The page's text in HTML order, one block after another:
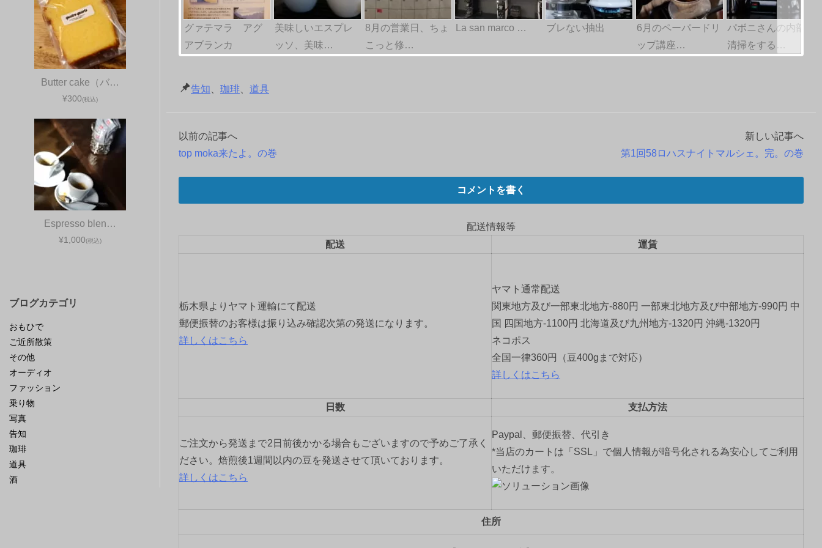
グァテマラ アグ
アブランカ
美味しいエスプレ
ッソ、美味…
8月の営業日、ちょ
こっと修…
La san marco … ブレない抽出
6月のペーパードリ
ップ講座…
パボニさんの内部
清掃をする…
告知 珈琲 道具
投
シ
ョ
ン
以前の記事へ
top moka来たよ。の巻
新しい記事へ
第1回58ロハスナイトマルシェ。完。の巻
コメントを書く
配送情報等
配送
運賃
栃木県よりヤマト運輸にて配送
郵便振替のお客様は振り込み確認次第の発送になります。
詳しくはこちら
ヤマト通常配送
関東地方及び一部東北地方-880円 一部東北地方及び中部地方-990円 中
国 四国地方-1100円 北海道及び九州地方-1320円 沖縄-1320円
ネコポス
全国一律360円（豆400gまで対応）
詳しくはこちら
日数 支払方法
ご注文から発送まで2日前後かかる場合もございますので予めご了承く
ださい。焙煎後1週間以内の豆を発送させて頂いております。
詳しくはこちら
Paypal、郵便振替、代引き
*当店のカートは「SSL」で個人情報が暗号化される為安心してご利用
いただけます。
住所
Butter cake（バ…
¥300(税込)
Espresso blen…
¥1,000(税込)
ブログカテゴリ
おもひで
ご近所散策
その他
オーディオ
ファッション
乗り物
写真
告知
珈琲
道具
酒